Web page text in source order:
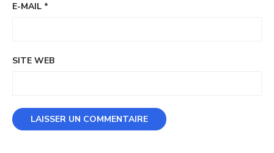
E-MAIL *
SITE WEB